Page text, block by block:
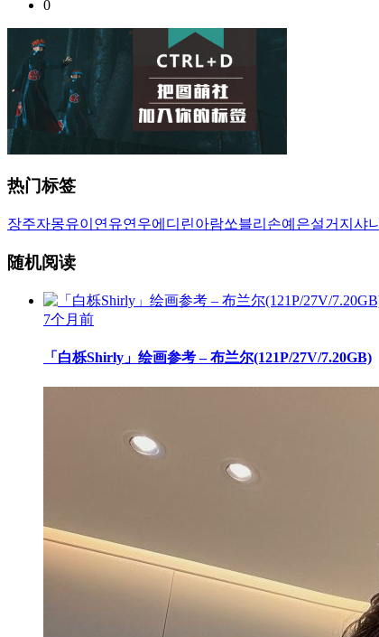
0
热门标签
장주자몽유이 연유연우에디린아람쏘블리 손예은설거지 샤니
随机阅读
7个月前
「白栎Shirly」绘画参考 – 布兰尔(121P/27V/7.20GB)